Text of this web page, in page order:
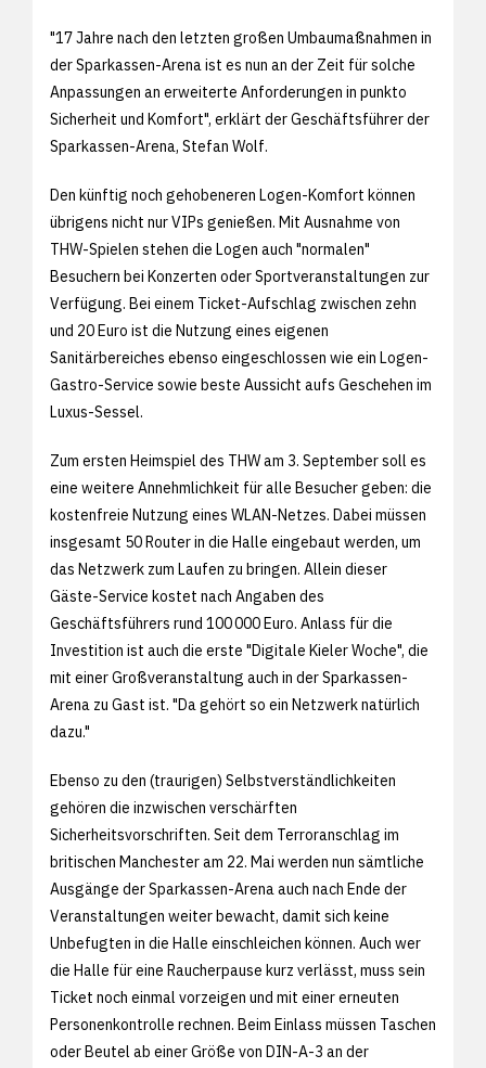
"17 Jahre nach den letzten großen Umbaumaßnahmen in
der Sparkassen-Arena ist es nun an der Zeit für solche
Anpassungen an erweiterte Anforderungen in punkto
Sicherheit und Komfort", erklärt der Geschäftsführer der
Sparkassen-Arena, Stefan Wolf.
Den künftig noch gehobeneren Logen-Komfort können
übrigens nicht nur VIPs genießen. Mit Ausnahme von
THW-Spielen stehen die Logen auch "normalen"
Besuchern bei Konzerten oder Sportveranstaltungen zur
Verfügung. Bei einem Ticket-Aufschlag zwischen zehn
und 20 Euro ist die Nutzung eines eigenen
Sanitärbereiches ebenso eingeschlossen wie ein Logen-
Gastro-Service sowie beste Aussicht aufs Geschehen im
Luxus-Sessel.
Zum ersten Heimspiel des THW am 3. September soll es
eine weitere Annehmlichkeit für alle Besucher geben: die
kostenfreie Nutzung eines WLAN-Netzes. Dabei müssen
insgesamt 50 Router in die Halle eingebaut werden, um
das Netzwerk zum Laufen zu bringen. Allein dieser
Gäste-Service kostet nach Angaben des
Geschäftsführers rund 100 000 Euro. Anlass für die
Investition ist auch die erste "Digitale Kieler Woche", die
mit einer Großveranstaltung auch in der Sparkassen-
Arena zu Gast ist. "Da gehört so ein Netzwerk natürlich
dazu."
Ebenso zu den (traurigen) Selbstverständlichkeiten
gehören die inzwischen verschärften
Sicherheitsvorschriften. Seit dem Terroranschlag im
britischen Manchester am 22. Mai werden nun sämtliche
Ausgänge der Sparkassen-Arena auch nach Ende der
Veranstaltungen weiter bewacht, damit sich keine
Unbefugten in die Halle einschleichen können. Auch wer
die Halle für eine Raucherpause kurz verlässt, muss sein
Ticket noch einmal vorzeigen und mit einer erneuten
Personenkontrolle rechnen. Beim Einlass müssen Taschen
oder Beutel ab einer Größe von DIN-A-3 an der